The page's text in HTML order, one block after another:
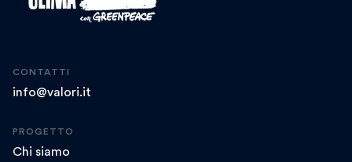
CONTATTI
info@valori.it
PROGETTO
Chi siamo